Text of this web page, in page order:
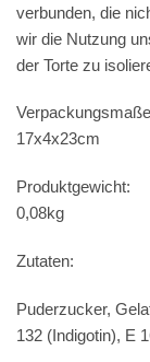
verbunden, die
wir die Nutzung
der Torte zu
17x4x23cm
Produktgewicht:
0,08kg
Zutaten:
Puderzucker,
132 (Indigotin), E